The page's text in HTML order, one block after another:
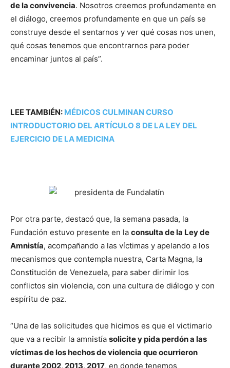
de la convivencia. Nosotros creemos profundamente en
el diálogo, creemos profundamente en que un país se
construye desde el sentarnos y ver qué cosas nos unen,
qué cosas tenemos que encontrarnos para poder
encaminar juntos al país”.
LEE TAMBIÉN: MÉDICOS CULMINAN CURSO
INTRODUCTORIO DEL ARTÍCULO 8 DE LA LEY DEL
EJERCICIO DE LA MEDICINA
Por otra parte, destacó que, la semana pasada, la
Fundación estuvo presente en la consulta de la Ley de
Amnistía, acompañando a las víctimas y apelando a los
mecanismos que contempla nuestra, Carta Magna, la
Constitución de Venezuela, para saber dirimir los
conflictos sin violencia, con una cultura de diálogo y con
espíritu de paz.
“Una de las solicitudes que hicimos es que el victimario
que va a recibir la amnistía solicite y pida perdón a las
víctimas de los hechos de violencia que ocurrieron
durante 2002, 2013, 2017, en donde tenemos